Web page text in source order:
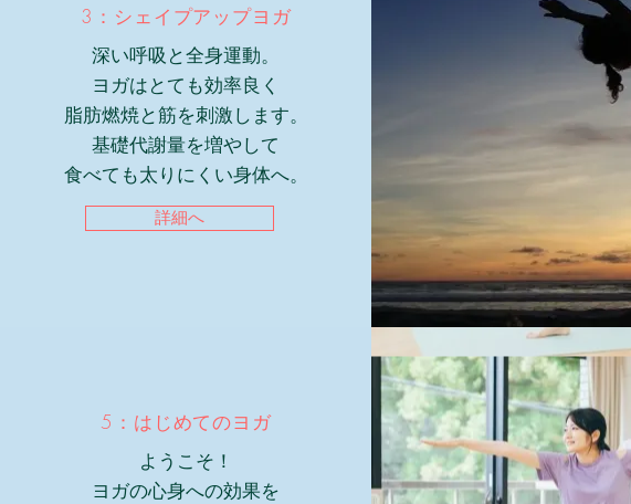
3：シェイプアップヨガ
深い呼吸と全身運動。
ヨガはとても効率良く
脂肪燃焼と筋を刺激します。
基礎代謝量を増やして
​食べても太りにくい身体へ。
詳細へ
5：はじめてのヨガ
ようこそ！
ヨガの心身への効果を